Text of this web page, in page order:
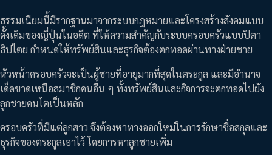
ธรรมเนียมนี้มีรากฐานมาจากระบบกฎหมายและโครงสร้างสังคมแบบ
ดั้งเดิมของญี่ปุ่นในอดีต ที่ให้ความสำคัญกับระบบครอบครัวแบบปิตา
ธิปไตย กำหนดให้ทรัพย์สินและธุรกิจต้องตกทอดผ่านทางฝ่ายชาย
หัวหน้าครอบครัวจะเป็นผู้ชายที่อายุมากที่สุดในตระกูล และมีอำนาจ
เด็ดขาดเหนือสมาชิกคนอื่น ๆ ทั้งทรัพย์สินและกิจการจะตกทอดไปยัง
ลูกชายคนโตเป็นหลัก
ครอบครัวที่มีแต่ลูกสาว จึงต้องหาทางออกใหม่ในการรักษาชื่อสกุลและ
ธุรกิจของตระกูลเอาไว้ โดยการหาลูกชายเพิ่ม